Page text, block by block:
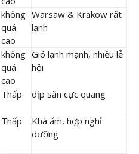
không
quá
cao
Warsaw & Krakow rất
lạnh
không
quá
cao
Gió lạnh mạnh, nhiều lễ
hội
Thấp dịp săn cực quang
Thấp
Khá ấm, hợp nghỉ
dưỡng